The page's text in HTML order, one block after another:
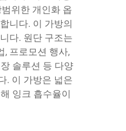
위한 개인화 옵
니다. 이 가방의
다. 원단 구조는
, 프로모션 행사,
솔루션 등 다양
. 이 가방은 넓은
잉크 흡수율이